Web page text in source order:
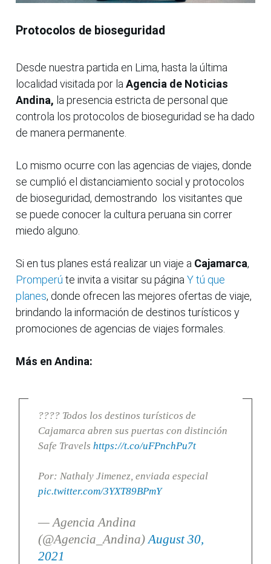
Protocolos de bioseguridad
Desde nuestra partida en Lima, hasta la última
localidad visitada por la Agencia de Noticias
Andina, la presencia estricta de personal que
controla los protocolos de bioseguridad se ha dado
de manera permanente.
Lo mismo ocurre con las agencias de viajes, donde
se cumplió el distanciamiento social y protocolos
de bioseguridad, demostrando los visitantes que
se puede conocer la cultura peruana sin correr
miedo alguno.
Si en tus planes está realizar un viaje a Cajamarca,
Promperú te invita a visitar su página Y tú que
planes, donde ofrecen las mejores ofertas de viaje,
brindando la información de destinos turísticos y
promociones de agencias de viajes formales.
Más en Andina:
???? Todos los destinos turísticos de
Cajamarca abren sus puertas con distinción
Safe Travels https://t.co/uFPnchPu7t
Por: Nathaly Jimenez, enviada especial
pic.twitter.com/3YXT89BPmY
— Agencia Andina
(@Agencia_Andina) August 30,
2021